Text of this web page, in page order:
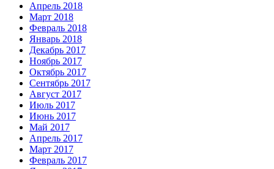
Апрель 2018
Март 2018
Февраль 2018
Январь 2018
Декабрь 2017
Ноябрь 2017
Октябрь 2017
Сентябрь 2017
Август 2017
Июль 2017
Июнь 2017
Май 2017
Апрель 2017
Март 2017
Февраль 2017